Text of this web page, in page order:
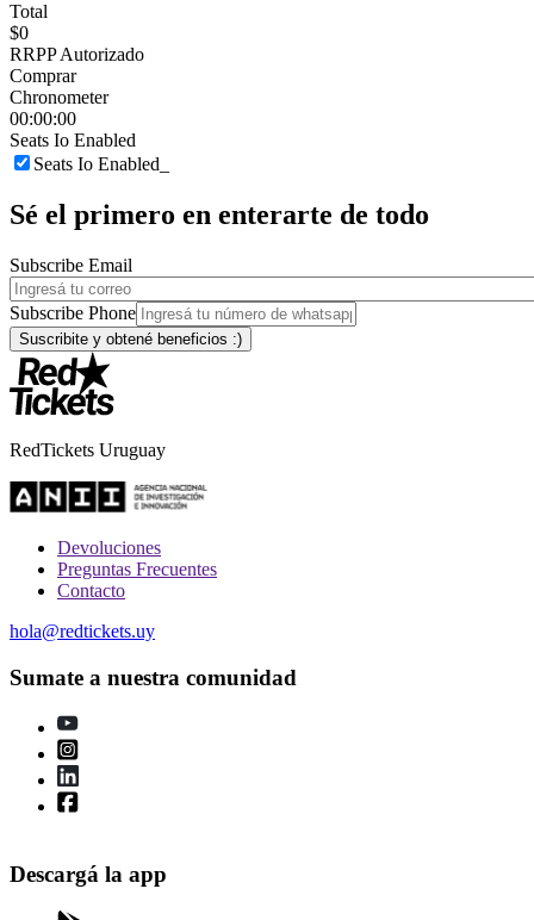
Total
$0
RRPP Autorizado
Comprar
Chronometer
00:00:00
Seats Io Enabled
Seats Io Enabled_
Sé el primero en enterarte de todo
Subscribe Email
Subscribe Phone
RedTickets Uruguay
Devoluciones
Preguntas Frecuentes
Contacto
hola@redtickets.uy
Sumate a nuestra comunidad
Descargá la app